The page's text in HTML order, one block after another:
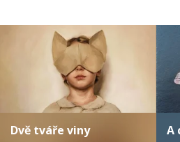
Dvě tváře viny A